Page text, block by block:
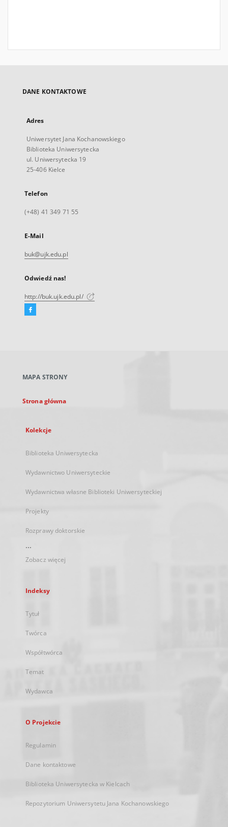
DANE KONTAKTOWE
Adres
Uniwersytet Jana Kochanowskiego
Biblioteka Uniwersytecka
ul. Uniwersytecka 19
25-406 Kielce
Telefon
(+48) 41 349 71 55
E-Mail
buk@ujk.edu.pl
Odwiedź nas!
http://buk.ujk.edu.pl/
Facebook
karcie
MAPA STRONY
Strona główna
Kolekcje
Biblioteka Uniwersytecka
Wydawnictwo Uniwersyteckie
Wydawnictwa własne Biblioteki Uniwersyteckiej
Projekty
Rozprawy doktorskie
...
Zobacz więcej
Indeksy
Tytuł
Twórca
Współtwórca
Temat
Wydawca
O Projekcie
Regulamin
Dane kontaktowe
Biblioteka Uniwersytecka w Kielcach
Repozytorium Uniwersytetu Jana Kochanowskiego